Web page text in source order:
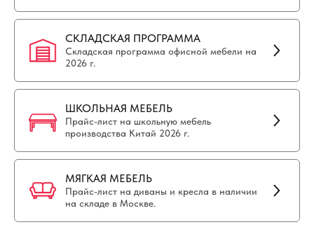
СКЛАДСКАЯ ПРОГРАММА
Складская программа офисной мебели на
2026 г.
ШКОЛЬНАЯ МЕБЕЛЬ
Прайс-лист на школьную мебель
производства Китай 2026 г.
МЯГКАЯ МЕБЕЛЬ
Прайс-лист на диваны и кресла в наличии
на складе в Москве.